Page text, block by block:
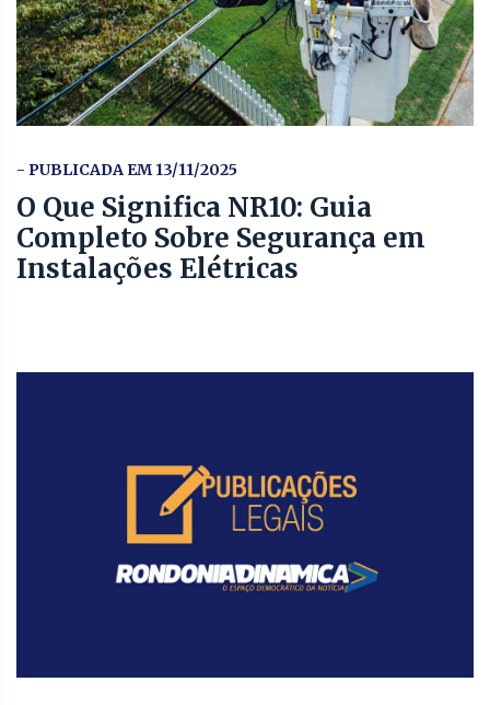
- PUBLICADA EM 13/11/2025
O Que Significa NR10: Guia
Completo Sobre Segurança em
Instalações Elétricas